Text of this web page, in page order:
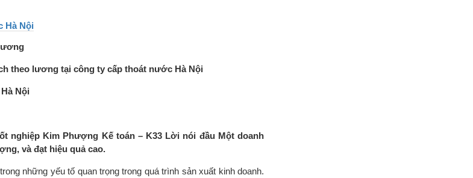
Hà Nội
theo lương tại công ty cấp thoát nước Hà Nội
Nội
nghiệp Kim Phượng Kế toán – K33 Lời nói đầu Một doanh
và đạt hiệu quả cao.
những yếu tố quan trọng trong quá trình sản xuất kinh doanh.